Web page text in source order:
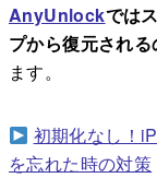
AnyUnlockでは
プから復元され
ます。
初期化なし！
を忘れた時の対策